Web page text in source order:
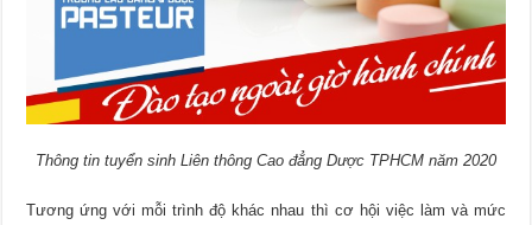
Thông tin tuyển sinh Liên thông Cao đẳng Dược TPHCM năm 2020
Tương ứng với mỗi trình độ khác nhau thì cơ hội việc làm và mức